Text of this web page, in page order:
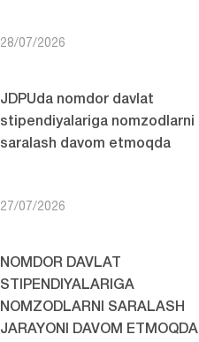
28/07/2026
JDPUda nomdor davlat
stipendiyalariga nomzodlarni
saralash davom etmoqda
27/07/2026
NOMDOR DAVLAT
STIPENDIYALARIGA
NOMZODLARNI SARALASH
JARAYONI DAVOM ETMOQDA